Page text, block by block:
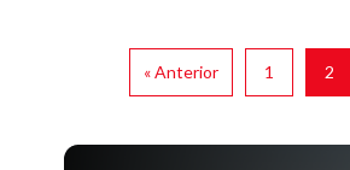
« Anterior 1 2